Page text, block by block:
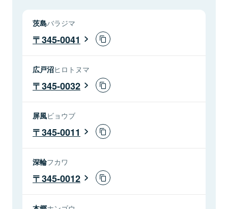
茨島バラジマ
345-0041
広戸沼ヒロトヌマ
345-0032
屏風ビョウブ
345-0011
深輪フカワ
345-0012